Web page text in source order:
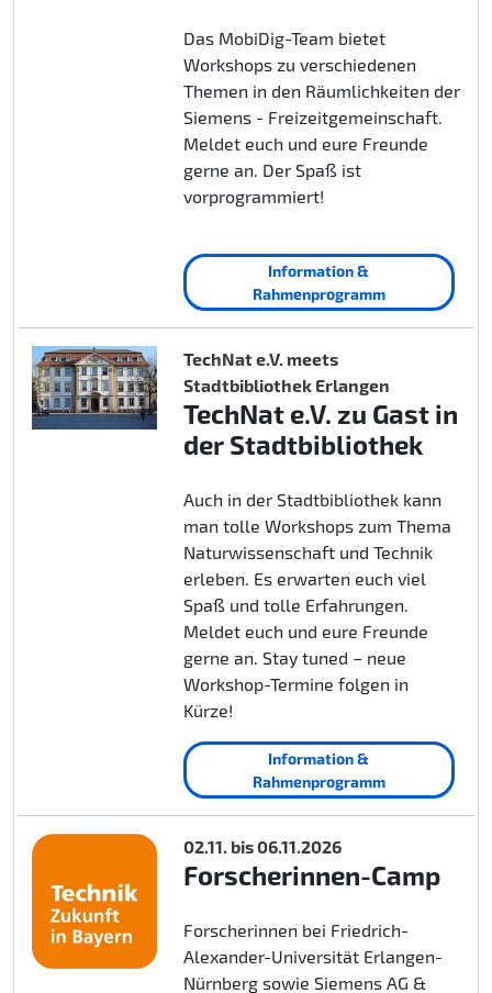
Das MobiDig-Team bietet
Workshops zu verschiedenen
Themen in den Räumlichkeiten der
Siemens - Freizeitgemeinschaft.
Meldet euch und eure Freunde
gerne an. Der Spaß ist
vorprogrammiert!
Information &
Rahmenprogramm
TechNat e.V. meets
Stadtbibliothek Erlangen
TechNat e.V. zu Gast in
der Stadtbibliothek
Auch in der Stadtbibliothek kann
man tolle Workshops zum Thema
Naturwissenschaft und Technik
erleben. Es erwarten euch viel
Spaß und tolle Erfahrungen.
Meldet euch und eure Freunde
gerne an. Stay tuned – neue
Workshop-Termine folgen in
Kürze!
Information &
Rahmenprogramm
02.11. bis 06.11.2026
Forscherinnen-Camp
Forscherinnen bei Friedrich-
Alexander-Universität Erlangen-
Nürnberg sowie Siemens AG &